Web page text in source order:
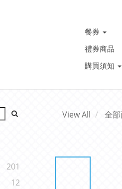
餐券
禮券商品
購買須知
201
12
View All 全